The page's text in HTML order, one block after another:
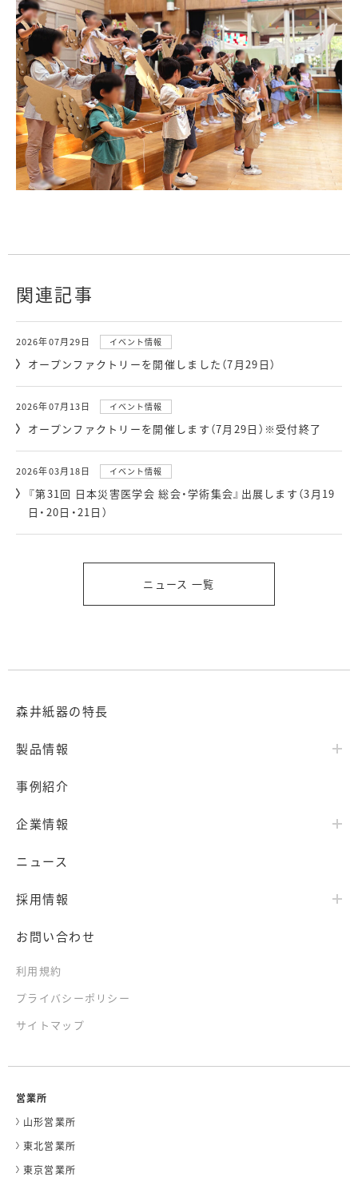
関連記事
2026年07月29日 イベント情報
オープンファクトリーを開催しました（7月29日）
2026年07月13日 イベント情報
オープンファクトリーを開催します（7月29日）※受付終了
2026年03月18日 イベント情報
『第31回 日本災害医学会 総会・学術集会』出展します（3月19
日・20日・21日）
ニュース 一覧
森井紙器の特長
製品情報
事例紹介
企業情報
ニュース
採用情報
お問い合わせ
利用規約
プライバシーポリシー
サイトマップ
営業所
山形営業所
東北営業所
東京営業所